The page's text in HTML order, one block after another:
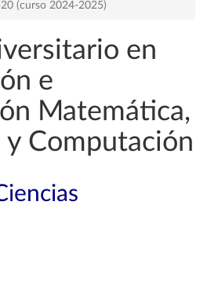
(curso 2024-2025)
en
e
Matemática,
y Computación